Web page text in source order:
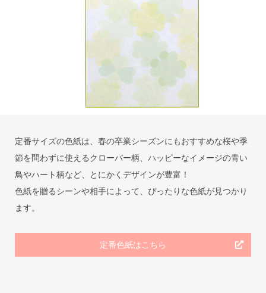
定番サイズの色紙は、春の卒業シーズンにもおすすめな桜や季
節を問わずに使えるクローバー柄、ハッピーなイメージの青い
鳥やハート柄など、とにかくデザインが豊富！
色紙を贈るシーンや相手によって、ぴったりな色紙が見つかり
ます。
定番色紙はこちら